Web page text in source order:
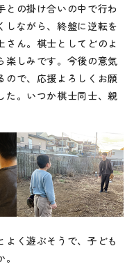
との掛け合いの中で行わ
しながら、終盤に逆転を
ん。棋士としてどのよ
楽しみです。今後の意気
ので、応援よろしくお願
た。いつか棋士同士、親
く遊ぶそうで、子ども